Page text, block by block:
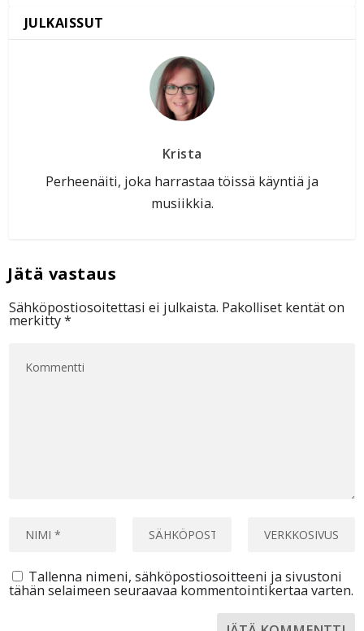
Krista
Perheenäiti, joka harrastaa töissä käyntiä ja
musiikkia.
Sähköpostiosoitettasi ei julkaista. Pakolliset kentät on
merkitty*
Tallenna nimeni, sähköpostiosoitteeni ja sivustoni
tähän selaimeen seuraavaa kommentointikertaa varten.